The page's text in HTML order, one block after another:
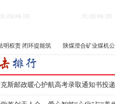
明权责 闭环提能筑
陕煤澄合矿业煤机
斯邮政暖心护航高考录取通知书投递